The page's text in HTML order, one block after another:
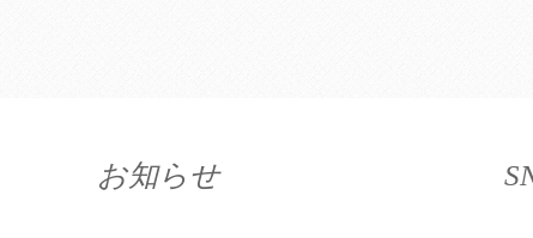
お知らせ